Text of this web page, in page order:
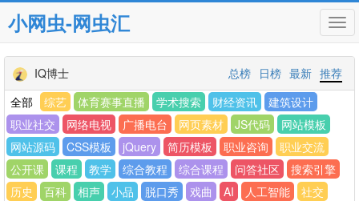
小网虫-网虫汇
IQ博士 推荐
最新
日榜
总榜
全部
综艺 体育赛事直播 学术搜索 财经资讯
建筑设计
职业社交
网络电视 广播电台 网页素材 JS代码
网站模板
网站源码
CSS模板 jQuery 简历模板 职业咨询
职业交流
公开课
课程 教学 综合教程 综合课程 问答社区
搜索引擎
历史
百科 相声 小品 脱口秀 戏曲 AI 人工智能
社交